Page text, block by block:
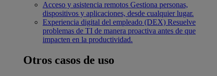
Acceso y asistencia remotos Gestiona personas,
dispositivos y aplicaciones, desde cualquier lugar.
Experiencia digital del empleado (DEX) Resuelve
problemas de TI de manera proactiva antes de que
impacten en la productividad.
Otros casos de uso